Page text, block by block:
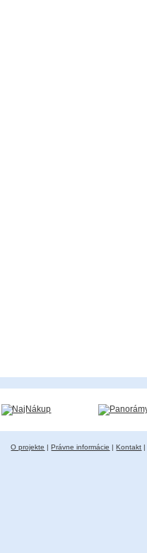
O projekte |Právne informácie |Kontakt